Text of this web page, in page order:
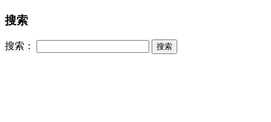
搜索
搜索：